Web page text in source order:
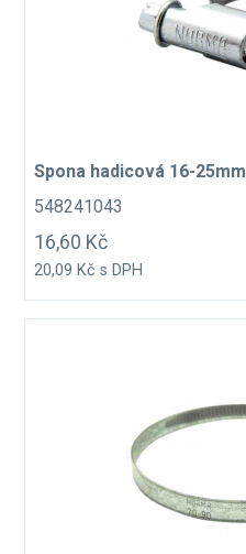
Spona hadicová 16-25mm
548241043
16,60 Kč
20,09 Kč s DPH